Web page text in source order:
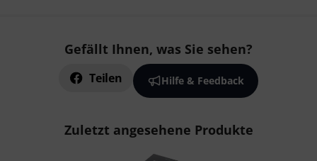
Gefällt Ihnen, was Sie sehen?
Teilen Hilfe & Feedback
Zuletzt angesehene Produkte